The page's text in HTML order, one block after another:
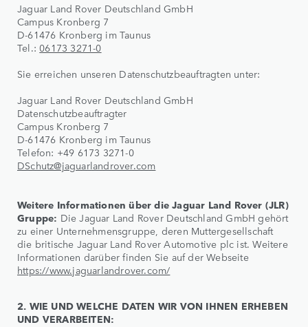
Jaguar Land Rover Deutschland GmbH
Campus Kronberg 7
D-61476 Kronberg im Taunus
Tel.:06173 3271-0
Sie erreichen unseren Datenschutzbeauftragten unter:
Jaguar Land Rover Deutschland GmbH
Datenschutzbeauftragter
Campus Kronberg 7
D-61476 Kronberg im Taunus
Telefon: +49 6173 3271-0
DSchutz@jaguarlandrover.com
Weitere Informationen über die Jaguar Land Rover (JLR)
Gruppe: Die Jaguar Land Rover Deutschland GmbH gehört
zu einer Unternehmensgruppe, deren Muttergesellschaft
die britische Jaguar Land Rover Automotive plc ist. Weitere
Informationen darüber finden Sie auf der Webseite
https://www.jaguarlandrover.com/
2. WIE UND WELCHE DATEN WIR VON IHNEN ERHEBEN
UND VERARBEITEN: